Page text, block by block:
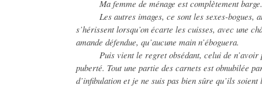
Ma femme de ménage est complètement barge.
Les autres images, ce sont les sexes-bogues,
s’hérissent lorsqu’on écarte les cuisses, avec une
amande défendue, qu’aucune main n’éboguera.
Puis vient le regret obsédant, celui de n’avoir
puberté. Tout une partie des carnets est obnubilée
d’infibulation et je ne suis pas bien sûre qu’ils